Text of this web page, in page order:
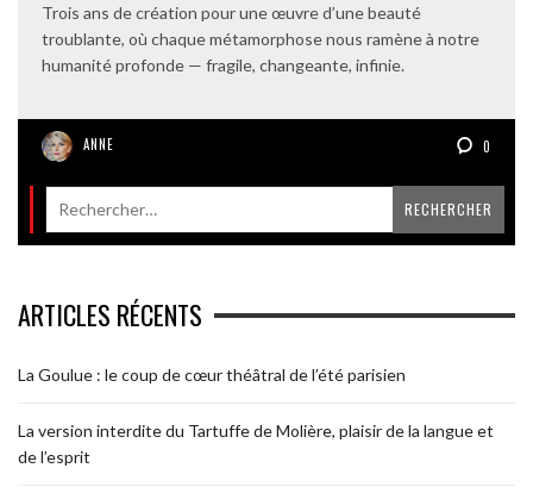
Trois ans de création pour une œuvre d’une beauté
troublante, où chaque métamorphose nous ramène à notre
humanité profonde — fragile, changeante, infinie.
ANNE 0
ARTICLES RÉCENTS
La Goulue : le coup de cœur théâtral de l’été parisien
La version interdite du Tartuffe de Molière, plaisir de la langue et
de l’esprit